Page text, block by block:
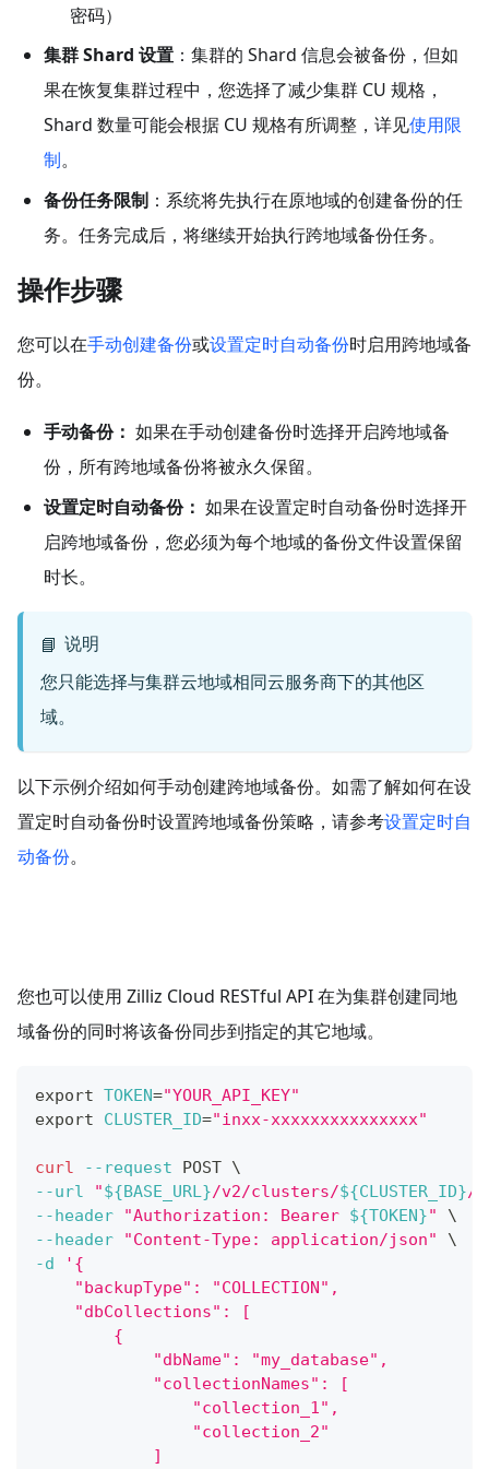
密码）
集群 Shard 设置 ：集群的 Shard 信息会被备份，但如
果在恢复集群过程中，您选择了减少集群 CU 规格，
Shard 数量可能会根据 CU 规格有所调整，详见使用限
制。
备份任务限制 ：系统将先执行在原地域的创建备份的任
务。任务完成后，将继续开始执行跨地域备份任务。
操作步骤
您可以在手动创建备份或设置定时自动备份时启用跨地域备
份。
手动备份： 如果在手动创建备份时选择开启跨地域备
份，所有跨地域备份将被永久保留。
设置定时自动备份： 如果在设置定时自动备份时选择开
启跨地域备份，您必须为每个地域的备份文件设置保留
时长。
📘 说明
您只能选择与集群云地域相同云服务商下的其他区
域。
以下示例介绍如何手动创建跨地域备份。如需了解如何在设
置定时自动备份时设置跨地域备份策略，请参考设置定时自
动备份。
您也可以使用 Zilliz Cloud RESTful API 在为集群创建同地
域备份的同时将该备份同步到指定的其它地域。
export TOKEN="YOUR_API_KEY"
export
CLUSTER_ID="inxx-xxxxxxxxxxxxxxx"
curl --request POST \
--url
"${BASE_URL}/v2/clusters/${CLUSTER_ID}/
--header
"Authorization: Bearer ${TOKEN}"
\
--header
"Content-Type: application/json"
\
-d
'{
    "backupType": "COLLECTION",
    "dbCollections": [
        {
            "dbName": "my_database",
            "collectionNames": [
                "collection_1",
                "collection_2"
            ]